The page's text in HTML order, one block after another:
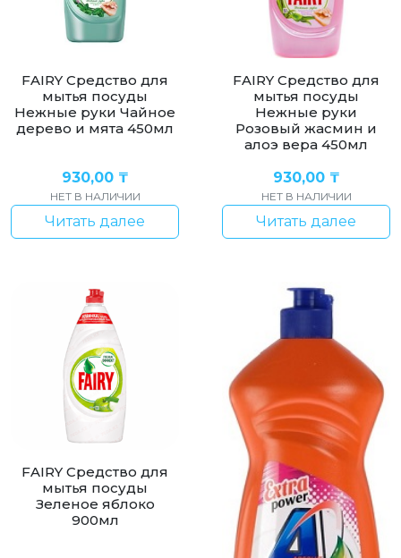
FAIRY Средство для
мытья посуды
Нежные руки Чайное
дерево и мята 450мл
930,00 ₸
НЕТ В НАЛИЧИИ
Читать далее
FAIRY Средство для
мытья посуды
Нежные руки
Розовый жасмин и
алоэ вера 450мл
930,00 ₸
НЕТ В НАЛИЧИИ
Читать далее
FAIRY Средство для
мытья посуды
Зеленое яблоко
900мл